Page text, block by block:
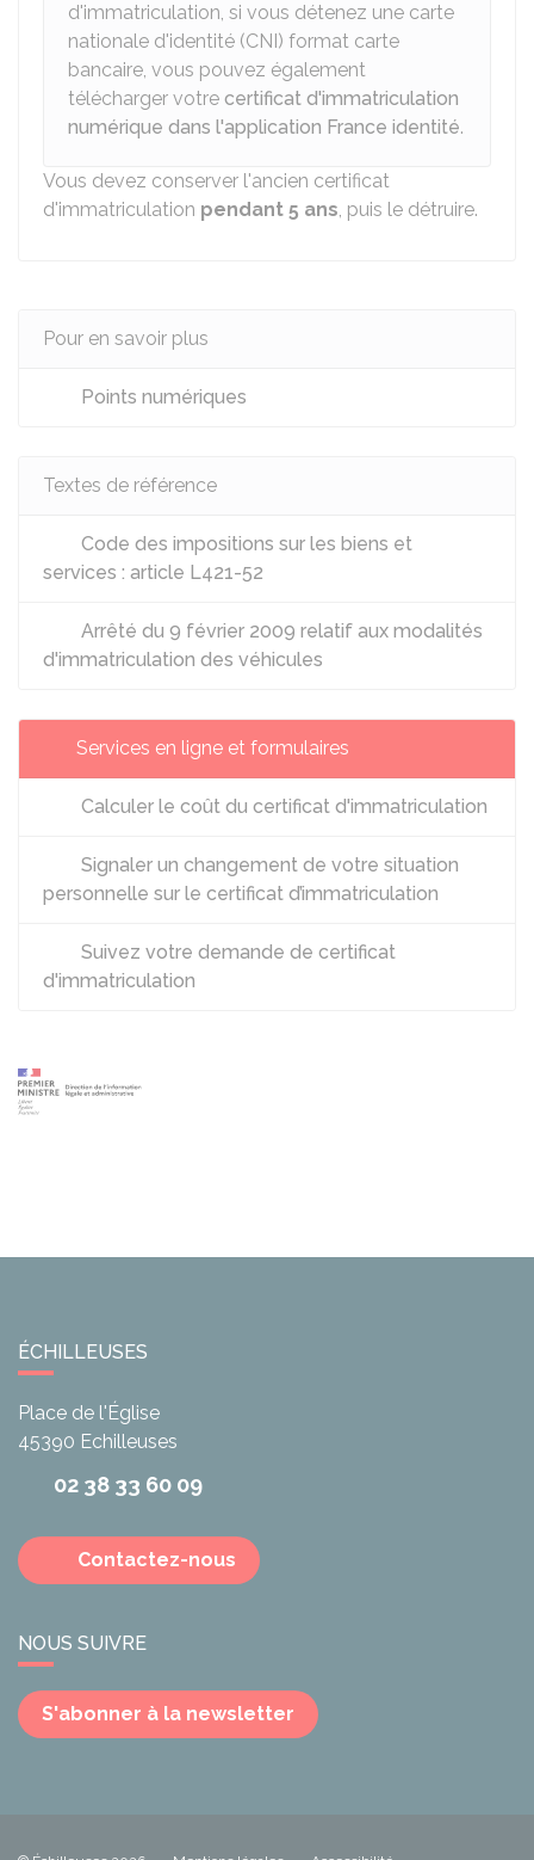
d'immatriculation, si vous détenez une carte
nationale d'identité (CNI) format carte
bancaire, vous pouvez également
télécharger votre certificat d'immatriculation
numérique dans l'application France identité.
Vous devez conserver l'ancien certificat
d'immatriculation pendant 5 ans, puis le détruire.
Pour en savoir plus
Points numériques
Textes de référence
Code des impositions sur les biens et
services : article L421-52
Arrêté du 9 février 2009 relatif aux modalités
d'immatriculation des véhicules
Services en ligne et formulaires
Calculer le coût du certificat d'immatriculation
Signaler un changement de votre situation
personnelle sur le certificat d’immatriculation
Suivez votre demande de certificat
d'immatriculation
ÉCHILLEUSES
Place de l'Église
45390 Echilleuses
02 38 33 60 09
Contactez-nous
NOUS SUIVRE
S'abonner à la newsletter